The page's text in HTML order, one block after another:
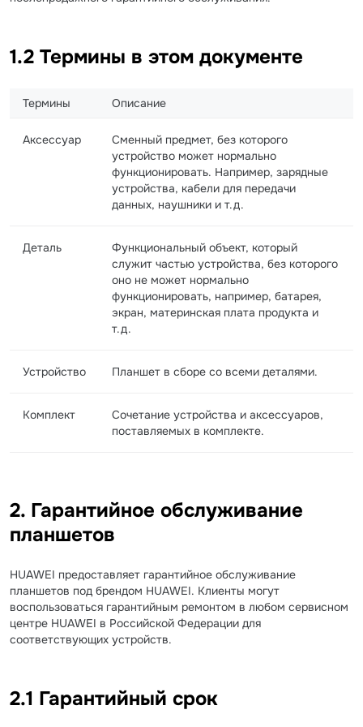
1.2 Термины в этом документе
Термины Описание
Аксессуар
Сменный предмет, без которого
устройство может нормально
функционировать. Например, зарядные
устройства, кабели для передачи
данных, наушники и т.д.
Деталь
Функциональный объект, который
служит частью устройства, без которого
оно не может нормально
функционировать, например, батарея,
экран, материнская плата продукта и
т.д.
Устройство Планшет в сборе со всеми деталями.
Комплект
Сочетание устройства и аксессуаров,
поставляемых в комплекте.
2. Гарантийное обслуживание
планшетов
HUAWEI предоставляет гарантийное обслуживание
планшетов под брендом HUAWEI. Клиенты могут
воспользоваться гарантийным ремонтом в любом сервисном
центре HUAWEI в Российской Федерации для
соответствующих устройств.
2.1 Гарантийный срок